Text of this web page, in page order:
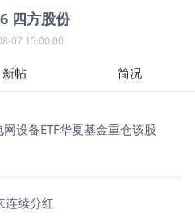
四方股份
07 15:00:00
新帖 简况
设备ETF华夏基金重仓该股
连续分红